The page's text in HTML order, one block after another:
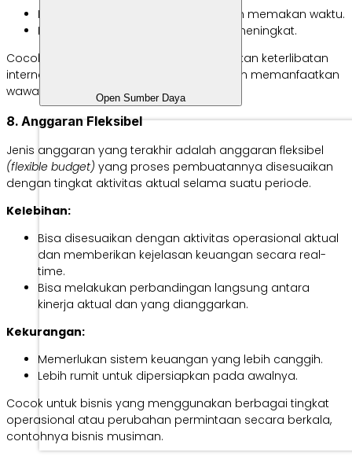
Open Sumber Daya
Bisa menjadi proses yang lama dan memakan waktu.
Risiko permintaan anggaran yang meningkat.
Cocok untuk bisnis yang ingin meningkatkan keterlibatan
internal dalam proses penganggaran dan memanfaatkan
wawasan dari para karyawannya.
8. Anggaran Fleksibel
Jenis anggaran yang terakhir adalah anggaran fleksibel
(flexible budget) yang proses pembuatannya disesuaikan
dengan tingkat aktivitas aktual selama suatu periode.
Kelebihan:
Bisa disesuaikan dengan aktivitas operasional aktual
dan memberikan kejelasan keuangan secara real-
time.
Bisa melakukan perbandingan langsung antara
kinerja aktual dan yang dianggarkan.
Kekurangan:
Memerlukan sistem keuangan yang lebih canggih.
Lebih rumit untuk dipersiapkan pada awalnya.
Cocok untuk bisnis yang menggunakan berbagai tingkat
operasional atau perubahan permintaan secara berkala,
contohnya bisnis musiman.